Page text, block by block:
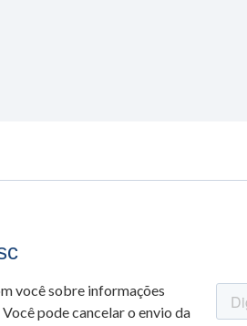
você sobre informações
pode cancelar o envio da